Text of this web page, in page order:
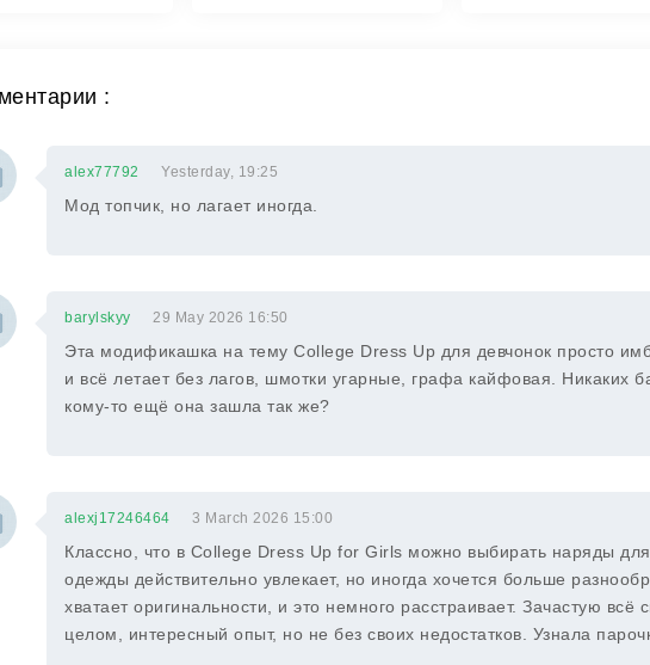
:
alex77792 Yesterday, 19:25
Мод топчик, но лагает иногда.
barylskyy 29 May 2026 16:50
Эта модификашка на тему College Dress Up для девчонок просто
и всё летает без лагов, шмотки угарные, графа кайфовая. Никаких
кому-то ещё она зашла так же?
alexj17246464 3 March 2026 15:00
Классно, что в College Dress Up for Girls можно выбирать наряды
одежды действительно увлекает, но иногда хочется больше
хватает оригинальности, и это немного расстраивает. Зачастую всё
целом, интересный опыт, но не без своих недостатков. Узнала